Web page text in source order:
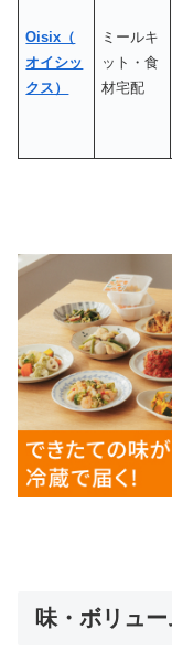
Oisix（
オイシッ
クス）
ミールキ
ット・食
材宅配
味・ボリュ